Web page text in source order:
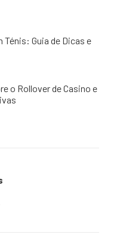
Guia de Dicas e
o Rollover de Casino e